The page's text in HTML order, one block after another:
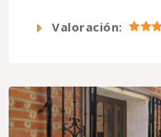
Valoración: